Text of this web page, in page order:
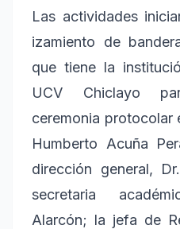
Las actividades
izamiento de
que tiene la
UCV Chiclayo
ceremonia protocolar
Humberto Acuña
dirección general,
secretaria
Alarcón; la jefa de